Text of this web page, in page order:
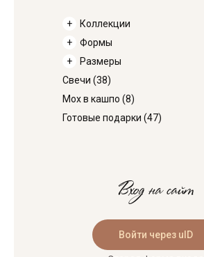
Коллекции
Формы
Размеры
Свечи (38)
Мох в кашпо (8)
Готовые подарки (47)
Вход на сайт
Войти через uID